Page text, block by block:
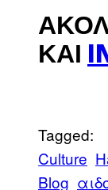
ΚΑΙ
Tagged:
Culture
Blog